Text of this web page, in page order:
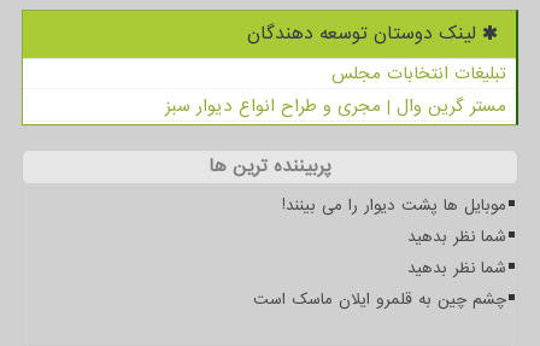
لینک دوستان توسعه دهندگان
تبلیغات انتخابات مجلس
مستر گرین وال | مجری و طراح انواع دیوار سبز
پربیننده ترین ها
موبایل ها پشت دیوار را می بینند!
شما نظر بدهید
شما نظر بدهید
چشم چین به قلمرو ایلان ماسک است